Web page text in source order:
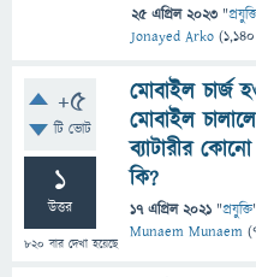
25 এপ্রিল 2023 "
Jonayed Arko (1,140
+5
টি ভোট
1
উত্তর
820 বার দেখা হয়েছে
মোবাইল চার্জ
মোবাইল
ব্যাটারীর
কি?
17 এপ্রিল 2021 "প্রযুক্তি
Munaem Munaem (